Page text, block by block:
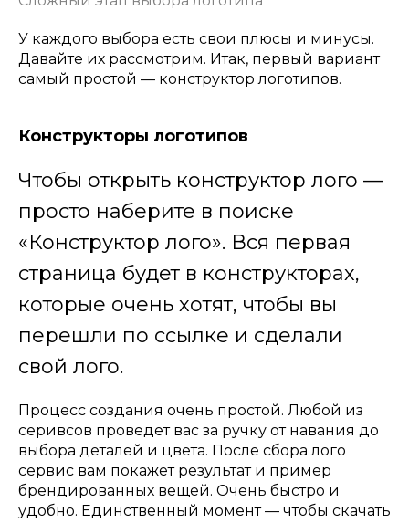
У каждого выбора есть свои плюсы и минусы.
Давайте их рассмотрим. Итак, первый вариант
самый простой — конструктор логотипов.
Конструкторы логотипов
Чтобы открыть конструктор лого —
просто наберите в поиске
«Конструктор лого». Вся первая
страница будет в конструкторах,
которые очень хотят, чтобы вы
перешли по ссылке и сделали
свой лого.
Процесс создания очень простой. Любой из
серивсов проведет вас за ручку от навания до
выбора деталей и цвета. После сбора лого
сервис вам покажет результат и пример
брендированных вещей. Очень быстро и
удобно. Единственный момент — чтобы скачать